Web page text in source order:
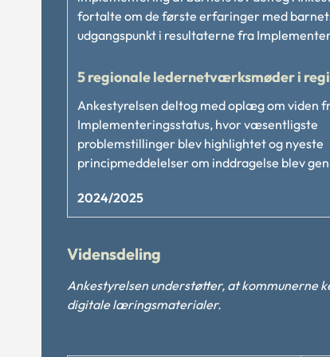
fortalte om de første erfaringer med
udgangspunkt i resultaterne fra
5 regionale ledernetværksmøder i
Ankestyrelsen deltog med oplæg om viden
Implementeringsstatus, hvor væsentligste
problemstillinger blev highlightet og nyeste
principmeddelelser om inddragelse blev
2024/2025
Vidensdeling
Ankestyrelsen understøtter, at kommunerne
digitale læringsmaterialer.